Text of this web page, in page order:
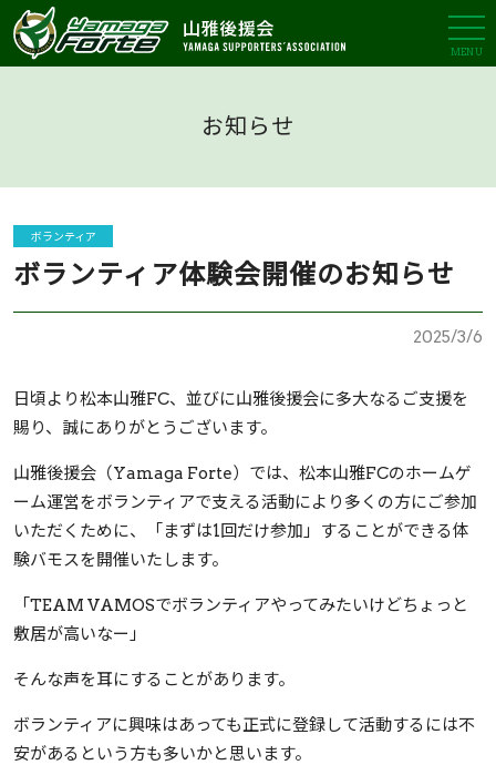
MENU
お知らせ
ボランティア
ボランティア体験会開催のお知らせ
2025/3/6
日頃より松本山雅FC、並びに山雅後援会に多大なるご支援を
賜り、誠にありがとうございます。
山雅後援会（Yamaga Forte）では、松本山雅FCのホームゲ
ーム運営をボランティアで支える活動により多くの方にご参加
いただくために、「まずは1回だけ参加」することができる体
験バモスを開催いたします。
「TEAM VAMOSでボランティアやってみたいけどちょっと
敷居が高いなー」
そんな声を耳にすることがあります。
ボランティアに興味はあっても正式に登録して活動するには不
安があるという方も多いかと思います。